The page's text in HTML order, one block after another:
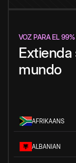
VOZ PARA EL
Extienda
mundo
AFRIKAANS
ALBANIAN